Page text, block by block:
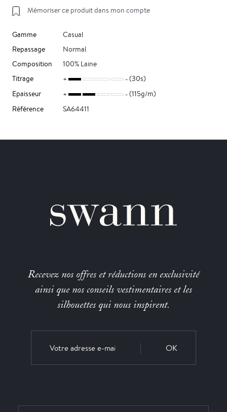
Mémoriser ce produit dans mon compte
Gamme
Casual
Repassage
Normal
Composition
100% Laine
Titrage
(30s)
Epaisseur
(115g/m)
Référence
SA64411
Recevez nos offres et réductions en exclusivité
ainsi que nos conseils vestimentaires et les
silhouettes qui nous inspirent.
OK